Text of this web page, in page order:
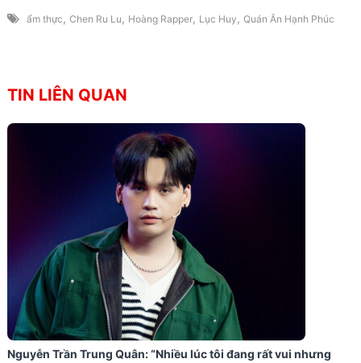
ẩm thực , Chen Ru Lu , Hoàng Rapper, Lục Huy , Quán Ăn Hạnh Phúc
TIN LIÊN QUAN
Nguyễn Trần Trung Quân: “Nhiều lúc tôi đang rất vui nhưng